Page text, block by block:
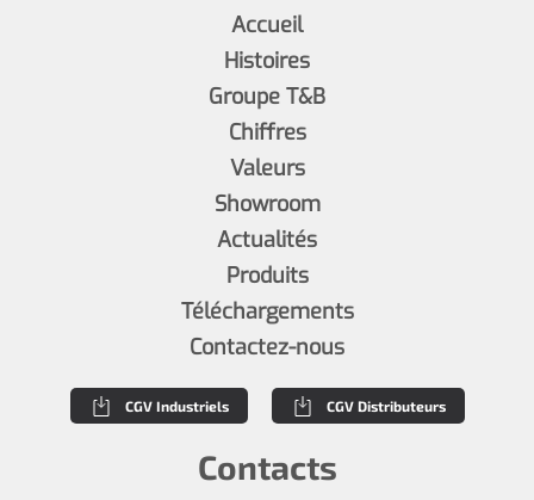
Accueil
Histoires
Groupe T&B
Chiffres
Valeurs
Showroom
Actualités
Produits
Téléchargements
Contactez-nous
CGV Industriels CGV Distributeurs
Contacts